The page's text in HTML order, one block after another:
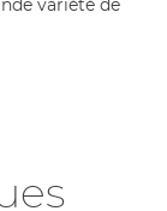
variété de